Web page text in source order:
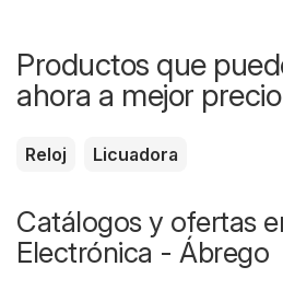
Productos que
ahora a mejor precio
Reloj Licuadora
Catálogos y ofertas
Electrónica - Ábrego